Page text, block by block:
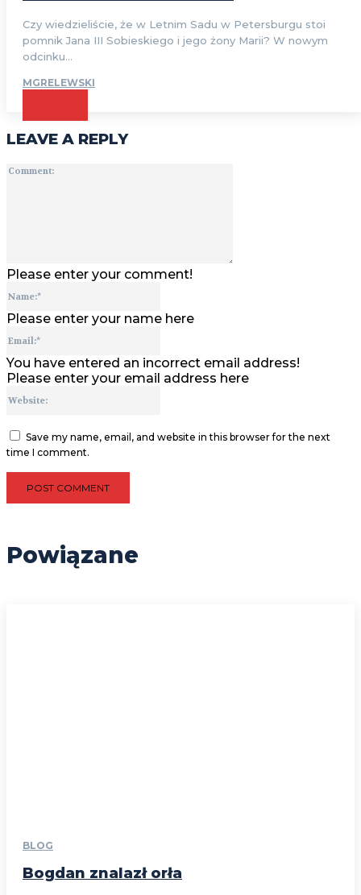
Czy wiedzieliście, że w Letnim Sadu w Petersburgu stoi
pomnik Jana III Sobieskiego i jego żony Marii? W nowym
odcinku...
MGRELEWSKI
LEAVE A REPLY
Please enter your comment!
Please enter your name here
You have entered an incorrect email address!
Please enter your email address here
Save my name, email, and website in this browser for the next
time I comment.
Powiązane
BLOG
Bogdan znalazł orła